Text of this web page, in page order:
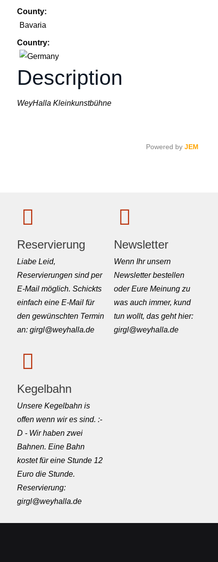
County:
Bavaria
Country:
Description
WeyHalla Kleinkunstbühne
Powered by JEM
Reservierung
Liabe Leid,
Reservierungen sind per
E-Mail möglich. Schickts
einfach eine E-Mail für
den gewünschten Termin
an: girgl@weyhalla.de
Newsletter
Wenn Ihr unsern
Newsletter bestellen
oder Eure Meinung zu
was auch immer, kund
tun wollt, das geht hier:
girgl@weyhalla.de
Kegelbahn
Unsere Kegelbahn is
offen wenn wir es sind. :-
D - Wir haben zwei
Bahnen. Eine Bahn
kostet für eine Stunde 12
Euro die Stunde.
Reservierung:
girgl@weyhalla.de